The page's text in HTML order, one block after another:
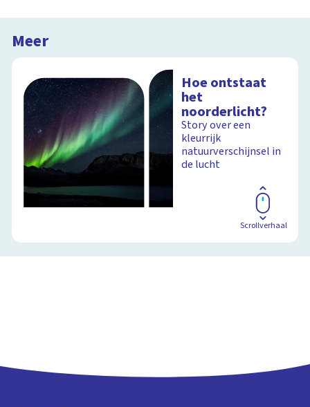
Meer
Hoe ontstaat
het
noorderlicht?
Story over een
kleurrijk
natuurverschijnsel in
de lucht
Scrollverhaal